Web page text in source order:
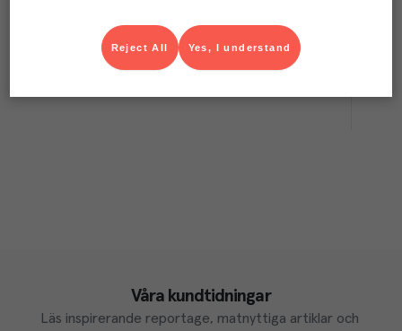
Köp (Logga in)
Våra kundtidningar
Läs inspirerande reportage, matnyttiga artiklar och
Yes, I understand
Reject All